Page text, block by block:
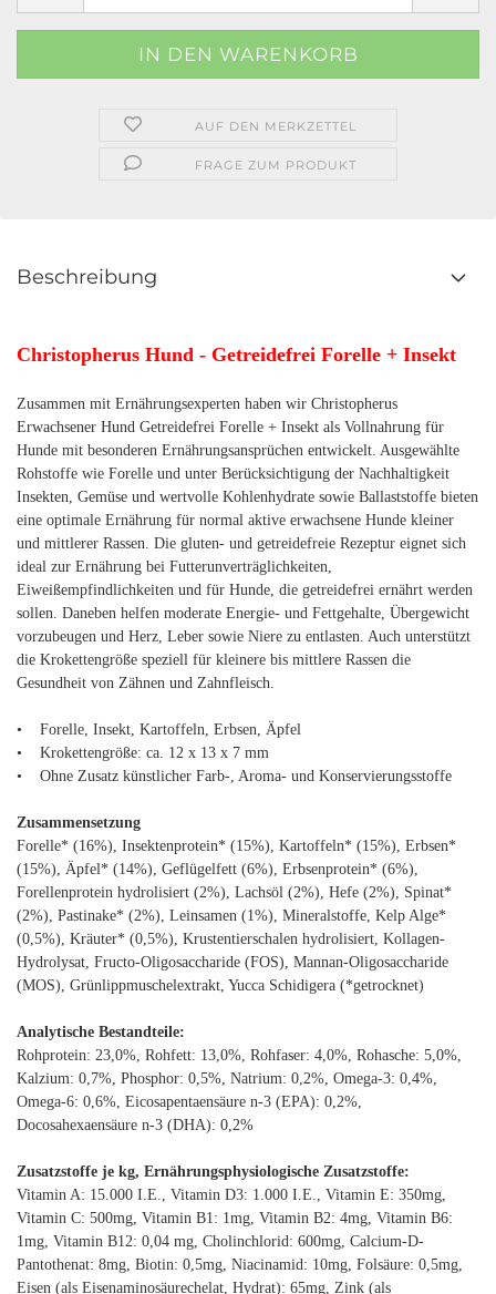
AUF DEN MERKZETTEL
FRAGE ZUM PRODUKT
Beschreibung
Christopherus Hund - Getreidefrei Forelle + Insekt
Zusammen mit Ernährungsexperten haben wir Christopherus
Erwachsener Hund Getreidefrei Forelle + Insekt als Vollnahrung für
Hunde mit besonderen Ernährungsansprüchen entwickelt. Ausgewählte
Rohstoffe wie Forelle und unter Berücksichtigung der Nachhaltigkeit
Insekten, Gemüse und wertvolle Kohlenhydrate sowie Ballaststoffe bieten
eine optimale Ernährung für normal aktive erwachsene Hunde kleiner
und mittlerer Rassen. Die gluten- und getreidefreie Rezeptur eignet sich
ideal zur Ernährung bei Futterunverträglichkeiten,
Eiweißempfindlichkeiten und für Hunde, die getreidefrei ernährt werden
sollen. Daneben helfen moderate Energie- und Fettgehalte, Übergewicht
vorzubeugen und Herz, Leber sowie Niere zu entlasten. Auch unterstützt
die Krokettengröße speziell für kleinere bis mittlere Rassen die
Gesundheit von Zähnen und Zahnfleisch.
• Forelle, Insekt, Kartoffeln, Erbsen, Äpfel
• Krokettengröße: ca. 12 x 13 x 7 mm
• Ohne Zusatz künstlicher Farb-, Aroma- und Konservierungsstoffe
Zusammensetzung
Forelle* (16%), Insektenprotein* (15%), Kartoffeln* (15%), Erbsen*
(15%), Äpfel* (14%), Geflügelfett (6%), Erbsenprotein* (6%),
Forellenprotein hydrolisiert (2%), Lachsöl (2%), Hefe (2%), Spinat*
(2%), Pastinake* (2%), Leinsamen (1%), Mineralstoffe, Kelp Alge*
(0,5%), Kräuter* (0,5%), Krustentierschalen hydrolisiert, Kollagen-
Hydrolysat, Fructo-Oligosaccharide (FOS), Mannan-Oligosaccharide
(MOS), Grünlippmuschelextrakt, Yucca Schidigera (*getrocknet)
Analytische Bestandteile:
Rohprotein: 23,0%, Rohfett: 13,0%, Rohfaser: 4,0%, Rohasche: 5,0%,
Kalzium: 0,7%, Phosphor: 0,5%, Natrium: 0,2%, Omega-3: 0,4%,
Omega-6: 0,6%, Eicosapentaensäure n-3 (EPA): 0,2%,
Docosahexaensäure n-3 (DHA): 0,2%
Zusatzstoffe je kg, Ernährungsphysiologische Zusatzstoffe:
Vitamin A: 15.000 I.E., Vitamin D3: 1.000 I.E., Vitamin E: 350mg,
Vitamin C: 500mg, Vitamin B1: 1mg, Vitamin B2: 4mg, Vitamin B6:
1mg, Vitamin B12: 0,04 mg, Cholinchlorid: 600mg, Calcium-D-
Pantothenat: 8mg, Biotin: 0,5mg, Niacinamid: 10mg, Folsäure: 0,5mg,
Eisen (als Eisenaminosäurechelat, Hydrat): 65mg, Zink (als